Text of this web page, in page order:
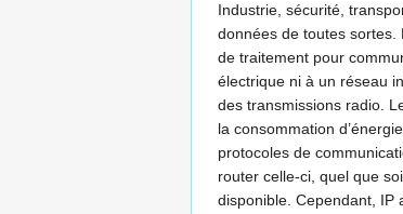
Industrie, sécurité,
données de toutes
de traitement pour
électrique ni à un réseau
des transmissions radio.
la consommation
protocoles de
router celle-ci, quel que
disponible. Cependant, IP